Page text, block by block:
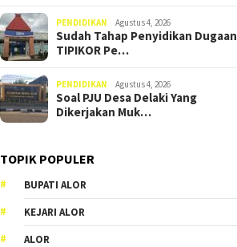
PENDIDIKAN Agustus 4, 2026
Sudah Tahap Penyidikan Dugaan
TIPIKOR Pe…
PENDIDIKAN Agustus 4, 2026
Soal PJU Desa Delaki Yang
Dikerjakan Muk…
TOPIK POPULER
BUPATI ALOR
KEJARI ALOR
ALOR